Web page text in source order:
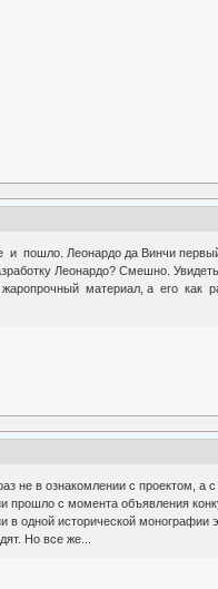
Леонардо да Винчи
Леонардо? Смешно.
материал, а его как
не в ознакомлении с проектом,
прошло с момента объявления
в одной исторической
Но все же...